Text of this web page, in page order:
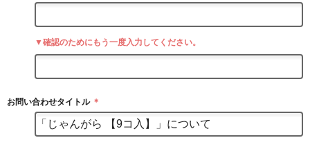
▼確認のためにもう一度入力してください。
お問い合わせタイトル ＊